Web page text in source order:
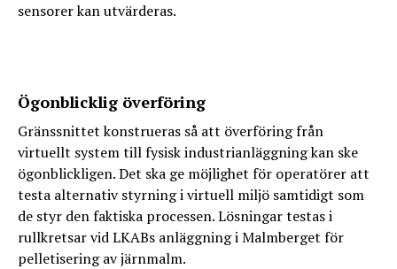
sensorer kan utvärderas.
Ögonblicklig överföring
Gränssnittet konstrueras så att överföring från
virtuellt system till fysisk industrianläggning kan ske
ögonblickligen. Det ska ge möjlighet för operatörer att
testa alternativ styrning i virtuell miljö samtidigt som
de styr den faktiska processen. Lösningar testas i
rullkretsar vid LKABs anläggning i Malmberget för
pelletisering av järnmalm.